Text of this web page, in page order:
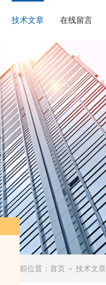
技术文章 在线留言
当前位置： 首页 - 技术文章